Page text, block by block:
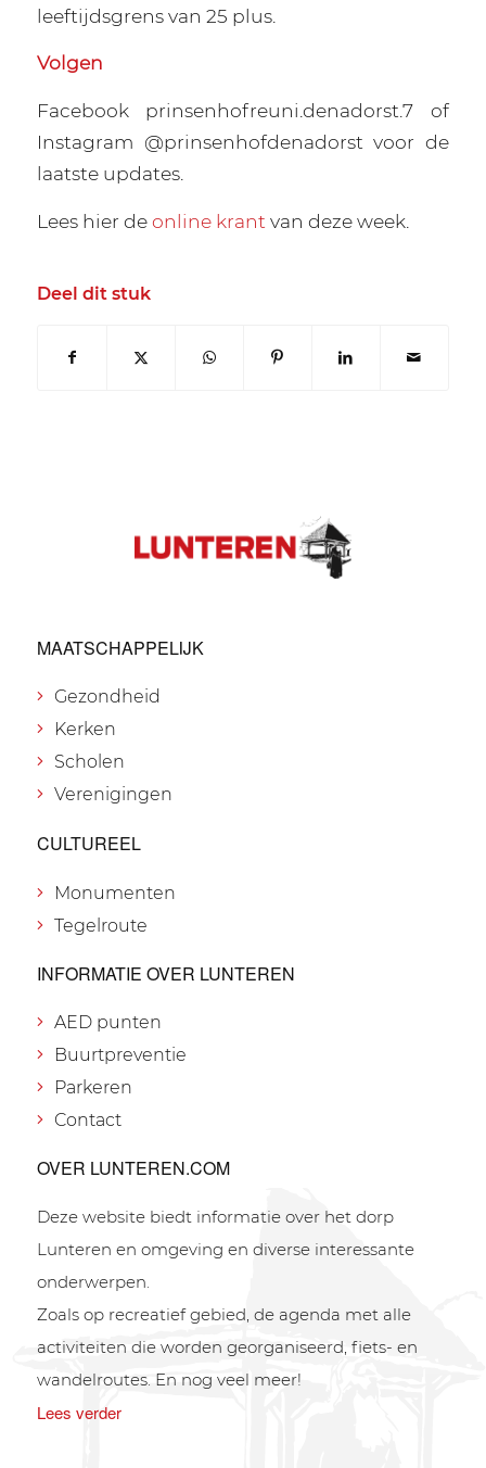
leeftijdsgrens van 25 plus.
Volgen
Facebook prinsenhofreuni.denadorst.7 of
Instagram @prinsenhofdenadorst voor de
laatste updates.
Lees hier deonline krant van deze week.
Deel dit stuk
MAATSCHAPPELIJK
Gezondheid
Kerken
Scholen
Verenigingen
CULTUREEL
Monumenten
Tegelroute
INFORMATIE OVER LUNTEREN
AED punten
Buurtpreventie
Parkeren
Contact
OVER LUNTEREN.COM
Deze website biedt informatie over het dorp
Lunteren en omgeving en diverse interessante
onderwerpen.
Zoals op recreatief gebied, de agenda met alle
activiteiten die worden georganiseerd, fiets- en
wandelroutes. En nog veel meer!
Lees verder